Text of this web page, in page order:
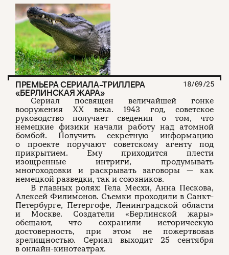
ПРЕМЬЕРА СЕРИАЛА-ТРИЛЛЕРА
«БЕРЛИНСКАЯ ЖАРА»
18/09/25
Сериал посвящен величайшей гонке
вооружения XX века. 1943 год, советское
руководство получает сведения о том, что
немецкие физики начали работу над атомной
бомбой. Получить секретную информацию
о проекте поручают советскому агенту под
прикрытием. Ему приходится плести
изощренные интриги, продумывать
многоходовки и раскрывать заговоры — как
немецкой разведки, так и союзников.
В главных ролях: Гела Месхи, Анна Пескова,
Алексей Филимонов. Съемки проходили в Санкт-
Петербурге, Петергофе, Ленинградской области
и Москве. Создатели «Берлинской жары»
обещают, что сохранили историческую
достоверность, при этом не пожертвовав
зрелищностью. Сериал выходит 25 сентября
в онлайн-кинотеатрах.